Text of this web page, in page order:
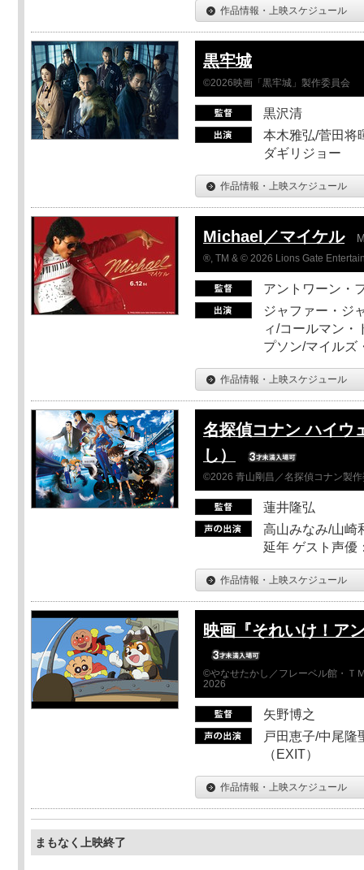
作品情報・上映スケジュール
黒牢城
©2026映画「黒牢城」製作委員会
黒沢清
本木雅弘/菅田将
ダギリジョー
作品情報・上映スケジュール
Michael／マイケル
®, TM & © 2026 Lions Gate
アントワーン・
ジャファー・ジ
ィ/コールマン・
プソン/マイルズ
作品情報・上映スケジュール
名探偵コナン ハイウ
し）
©2026 青山剛昌／名探偵コナン製
蓮井隆弘
高山みなみ/山崎
延年 ゲスト声優
作品情報・上映スケジュール
映画『それいけ！ア
©やなせたかし／フレーベル館・Ｔ
2026
矢野博之
戸田恵子/中尾隆
（EXIT）
作品情報・上映スケジュール
まもなく上映終了